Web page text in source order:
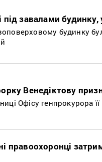
завалами
будинку
Венедіктову
Офісу генпрокурора
правоохоронці